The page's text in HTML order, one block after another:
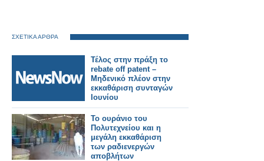
ΣΧΕΤΙΚΑ ΑΡΘΡΑ
Τέλος στην πράξη το
rebate off patent –
Μηδενικό πλέον στην
εκκαθάριση συνταγών
Ιουνίου
Το ουράνιο του
Πολυτεχνείου και η
μεγάλη εκκαθάριση
των ραδιενεργών
αποβλήτων